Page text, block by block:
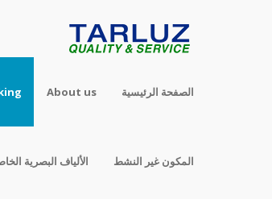
الصفحة الرئيسية About us
المكون غير النشط الألياف البصرية